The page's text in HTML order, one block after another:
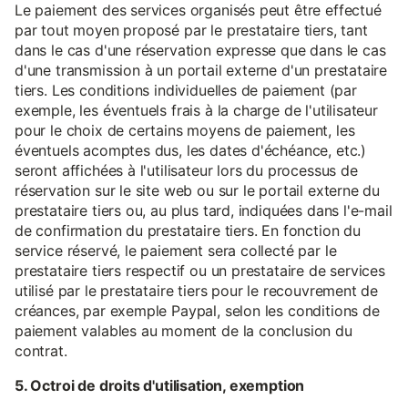
Le paiement des services organisés peut être effectué
par tout moyen proposé par le prestataire tiers, tant
dans le cas d'une réservation expresse que dans le cas
d'une transmission à un portail externe d'un prestataire
tiers. Les conditions individuelles de paiement (par
exemple, les éventuels frais à la charge de l'utilisateur
pour le choix de certains moyens de paiement, les
éventuels acomptes dus, les dates d'échéance, etc.)
seront affichées à l'utilisateur lors du processus de
réservation sur le site web ou sur le portail externe du
prestataire tiers ou, au plus tard, indiquées dans l'e-mail
de confirmation du prestataire tiers. En fonction du
service réservé, le paiement sera collecté par le
prestataire tiers respectif ou un prestataire de services
utilisé par le prestataire tiers pour le recouvrement de
créances, par exemple Paypal, selon les conditions de
paiement valables au moment de la conclusion du
contrat.
5. Octroi de droits d'utilisation, exemption